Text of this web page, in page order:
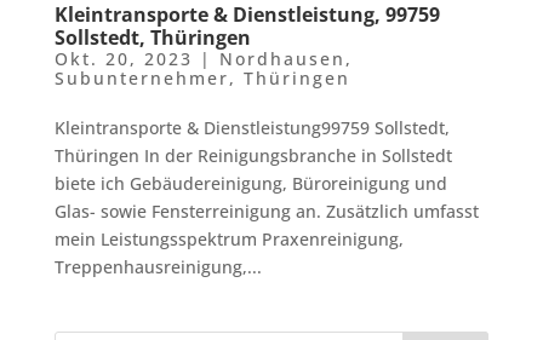
Kleintransporte & Dienstleistung, 99759
Sollstedt, Thüringen
Okt. 20, 2023 | Nordhausen ,
Subunternehmer, Thüringen
Kleintransporte & Dienstleistung99759 Sollstedt,
Thüringen In der Reinigungsbranche in Sollstedt
biete ich Gebäudereinigung, Büroreinigung und
Glas- sowie Fensterreinigung an. Zusätzlich umfasst
mein Leistungsspektrum Praxenreinigung,
Treppenhausreinigung,...